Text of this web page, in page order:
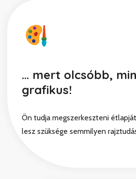
... mert olcsóbb,
grafikus!
Ön tudja megszerkeszteni
lesz szüksége semmilyen